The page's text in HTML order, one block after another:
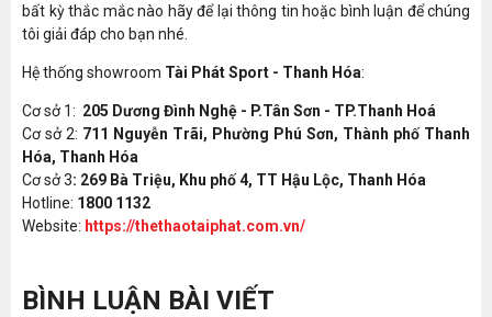
bất kỳ thắc mắc nào hãy để lại thông tin hoặc bình luận để chúng
tôi giải đáp cho bạn nhé.
Hệ thống showroom Tài Phát Sport - Thanh Hóa:
Cơ sở 1: 205 Dương Đình Nghệ - P.Tân Sơn - TP.Thanh Hoá
Cơ sở 2: 711 Nguyễn Trãi, Phường Phú Sơn, Thành phố Thanh
Hóa, Thanh Hóa
Cơ sở 3: 269 Bà Triệu, Khu phố 4, TT Hậu Lộc, Thanh Hóa
Hotline: 1800 1132
Website: https://thethaotaiphat.com.vn/
BÌNH LUẬN BÀI VIẾT